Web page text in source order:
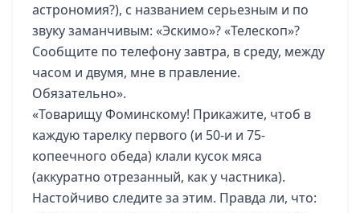
астрономия?), с названием серьезным и по
звуку заманчивым: «Эскимо»? «Телескоп»?
Сообщите по телефону завтра, в среду, между
часом и двумя, мне в правление.
Обязательно».
«Товарищу Фоминскому! Прикажите, чтоб в
каждую тарелку первого (и 50-и и 75-
копеечного обеда) клали кусок мяса
(аккуратно отрезанный, как у частника).
Настойчиво следите за этим. Правда ли, что: